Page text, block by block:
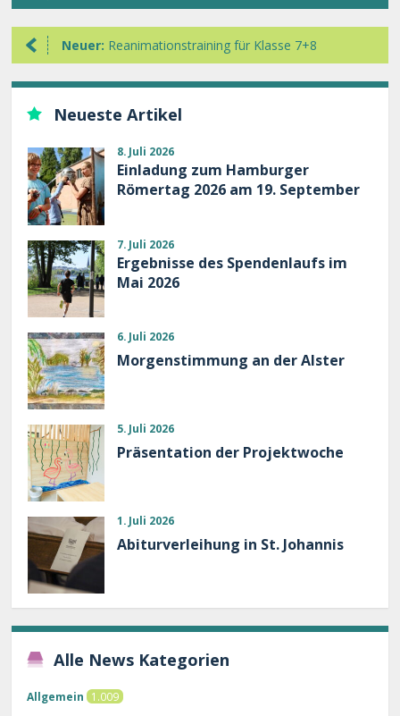
Neuer: Reanimationstraining für Klasse 7+8
Neueste Artikel
8. Juli 2026
Einladung zum Hamburger
Römertag 2026 am 19. September
7. Juli 2026
Ergebnisse des Spendenlaufs im
Mai 2026
6. Juli 2026
Morgenstimmung an der Alster
5. Juli 2026
Präsentation der Projektwoche
1. Juli 2026
Abiturverleihung in St. Johannis
Alle News Kategorien
Allgemein
1.009